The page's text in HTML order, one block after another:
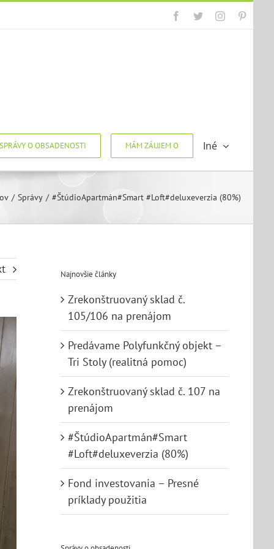
Facebook
TwitterInstagram
SPRÁVY O OBSADENOSTI MÁM ZÁUJEM O Iné
/ Správy / #ŠtúdioApartmán#Smart #Loft#deluxeverzia (80%)
Najnovšie články
Zrekonštruovaný sklad č.
105/106 na prenájom
Predávame Polyfunkčný objekt –
Tri Stoly (realitná pomoc)
Zrekonštruovaný sklad č. 107 na
prenájom
#ŠtúdioApartmán#Smart
#Loft#deluxeverzia (80%)
Fond investovania – Presné
príklady použitia